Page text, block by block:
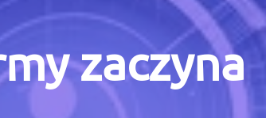
zaczyna